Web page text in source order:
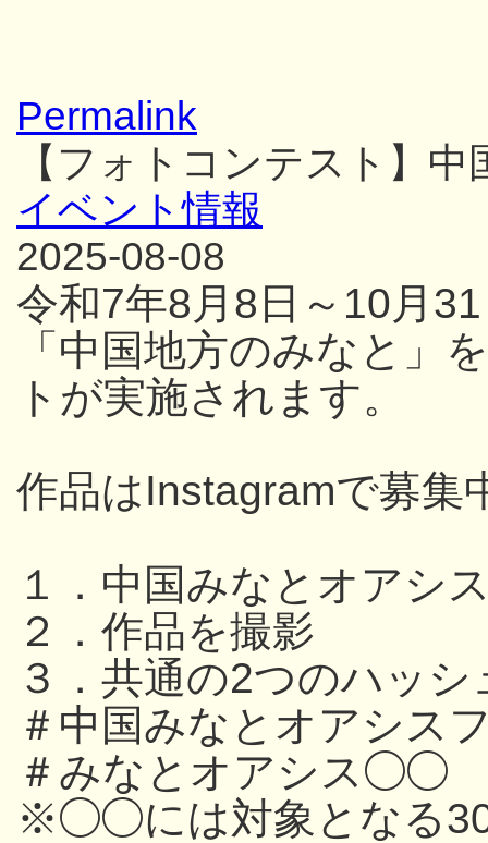
Permalink
【フォトコンテスト】
イベント情報
2025-08-08
令和7年8月8日～10月
「中国地方のみなと」
トが実施されます。
作品はInstagramで募集
１．中国みなとオアシ
２．作品を撮影
３．共通の2つのハッ
＃中国みなとオアシス
＃みなとオアシス◯◯
※◯◯には対象となる30